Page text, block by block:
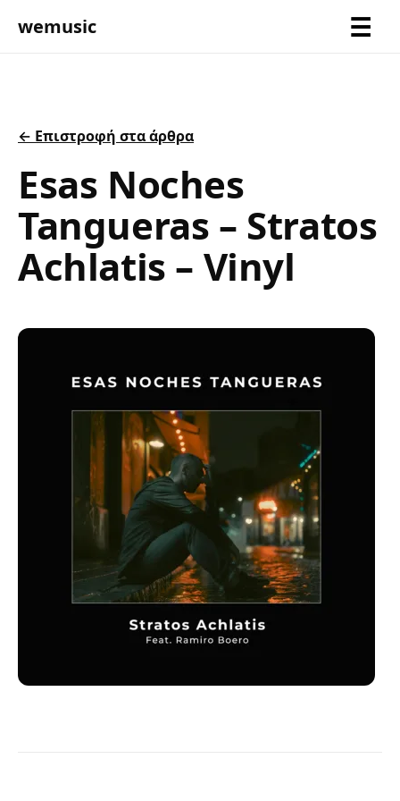
wemusic
← Επιστροφή στα άρθρα
Esas Noches
Tangueras – Stratos
Achlatis – Vinyl